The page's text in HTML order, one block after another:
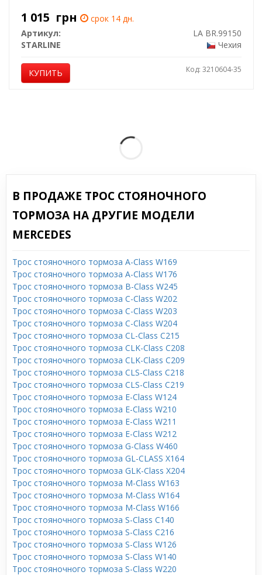
1 015 грн
срок 14 дн.
Артикул:
LA BR.99150
STARLINE
Чехия
КУПИТЬ Код: 3210604-35
В ПРОДАЖЕ ТРОС СТОЯНОЧНОГО
ТОРМОЗА НА ДРУГИЕ МОДЕЛИ
MERCEDES
Трос стояночного тормоза A-Class W169
Трос стояночного тормоза A-Class W176
Трос стояночного тормоза B-Class W245
Трос стояночного тормоза C-Class W202
Трос стояночного тормоза C-Class W203
Трос стояночного тормоза C-Class W204
Трос стояночного тормоза CL-Class C215
Трос стояночного тормоза CLK-Class C208
Трос стояночного тормоза CLK-Class C209
Трос стояночного тормоза CLS-Class C218
Трос стояночного тормоза CLS-Class C219
Трос стояночного тормоза E-Class W124
Трос стояночного тормоза E-Class W210
Трос стояночного тормоза E-Class W211
Трос стояночного тормоза E-Class W212
Трос стояночного тормоза G-Class W460
Трос стояночного тормоза GL-CLASS X164
Трос стояночного тормоза GLK-Class X204
Трос стояночного тормоза M-Class W163
Трос стояночного тормоза M-Class W164
Трос стояночного тормоза M-Class W166
Трос стояночного тормоза S-Class C140
Трос стояночного тормоза S-Class C216
Трос стояночного тормоза S-Class W126
Трос стояночного тормоза S-Class W140
Трос стояночного тормоза S-Class W220